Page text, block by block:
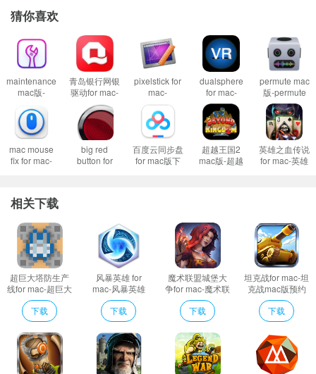
游戏介绍
收集和升级几十张卡片，包括你知道或者喜欢的科幻的攻击部队、增援和
立你自己的战斗社区。
猜你喜欢
maintenance
mac版-
for mac下载
v2.9.6
青岛银行网银
驱动for mac-
青岛银行网银
mac版驱动下
载 v6.7.0.0
pixelstick for
mac-
mac版下载
v2.16.2
dualsphere
for mac-
dualsphere
mac版下载
v1.0.6
permute mac
版-permute
for mac下载
v3.9.12
mac mouse
fix for mac-
big red
button for
百度云同步盘
for mac版下
超越王国2
mac版-超越
英雄之血传说
for mac-英雄
相关下载
超巨大塔防生产
线for mac-超巨大
塔防生产线mac
版下载 v1.0
下载
风暴英雄 for
mac-风暴英雄
mac版预约下载
v33.0
下载
魔术联盟城堡大
争for mac-魔术联
盟城堡大争mac
版下载 v1.0.0
下载
坦克战for mac-坦
克战mac版预约
下载 v1.0.0
下载